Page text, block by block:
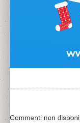
Commenti non